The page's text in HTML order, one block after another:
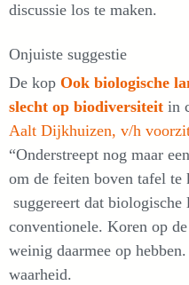
discussie los te maken.
Onjuiste suggestie
De kop Ook biologische
slecht op biodiversiteit in
Aalt Dijkhuizen, v/h
“Onderstreept nog maar
om de feiten boven tafel te
suggereert dat
conventionele. Koren op
weinig daarmee op
waarheid.